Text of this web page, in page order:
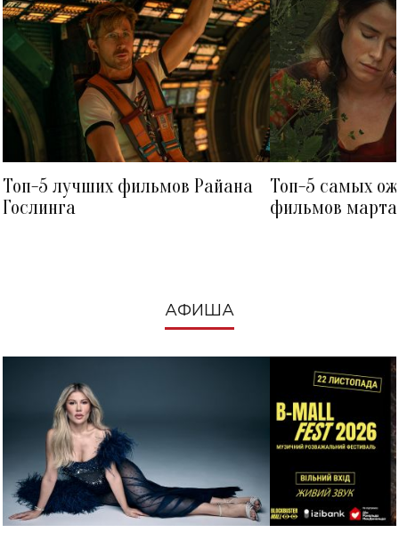
Топ-5 лучших фильмов Райана
Гослинга
Топ-5 самых
фильмов
АФИША